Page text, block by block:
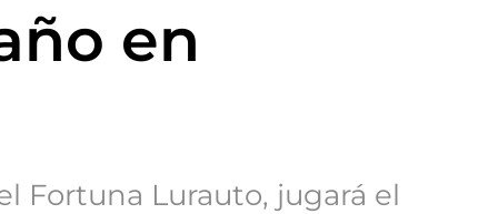
en
Fortuna Lurauto, jugará el